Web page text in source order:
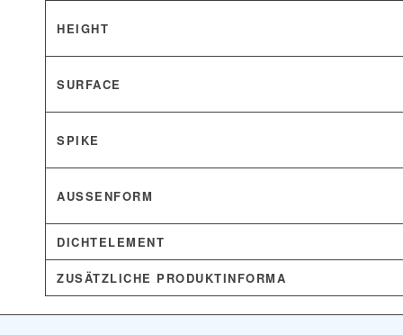
HEIGHT
SURFACE
SPIKE
AUSSENFORM
DICHTELEMENT
ZUSÄTZLICHE PRODUKTINFORMA